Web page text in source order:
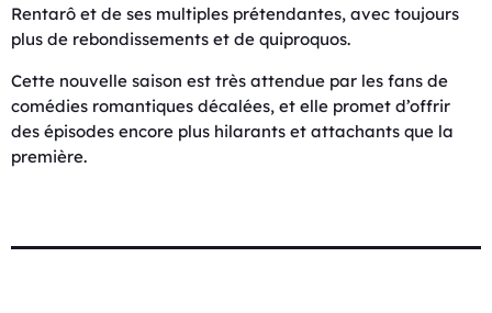
Rentarô et de ses multiples prétendantes, avec toujours
plus de rebondissements et de quiproquos.
Cette nouvelle saison est très attendue par les fans de
comédies romantiques décalées, et elle promet d’offrir
des épisodes encore plus hilarants et attachants que la
première.